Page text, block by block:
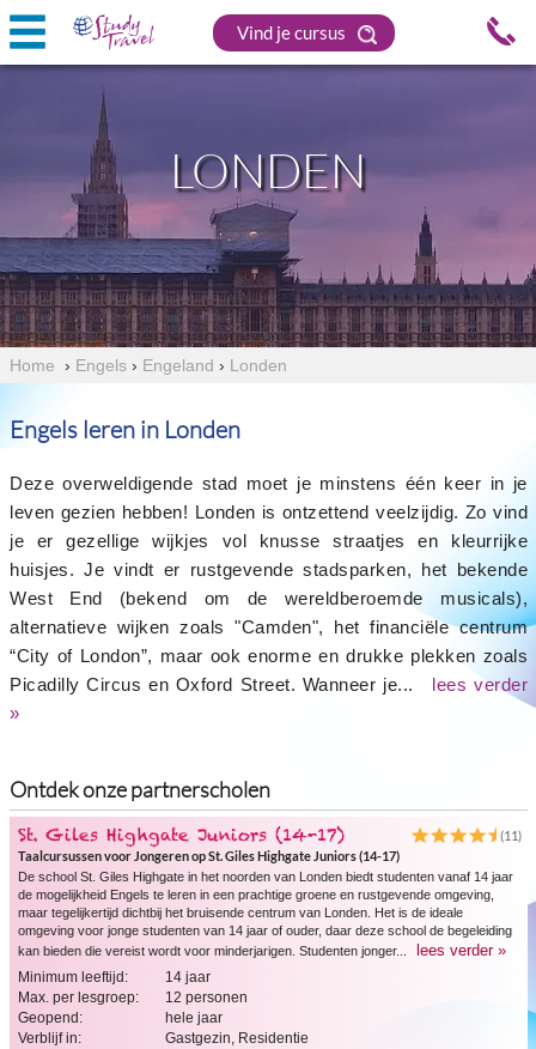
Vind je cursus
LONDEN
Home › Engels › Engeland › Londen
Engels leren in Londen
Deze overweldigende stad moet je minstens één keer in je
leven gezien hebben! Londen is ontzettend veelzijdig. Zo vind
je er gezellige wijkjes vol knusse straatjes en kleurrijke
huisjes. Je vindt er rustgevende stadsparken, het bekende
West End (bekend om de wereldberoemde musicals),
alternatieve wijken zoals "Camden", het financiële centrum
“City of London”, maar ook enorme en drukke plekken zoals
Picadilly Circus en Oxford Street. Wanneer je...
lees verder
»
Ontdek onze partnerscholen
St. Giles Highgate Juniors (14-17)
(11)
Taalcursussen voor Jongeren op St. Giles Highgate Juniors (14-17)
De school St. Giles Highgate in het noorden van Londen biedt studenten vanaf 14 jaar
de mogelijkheid Engels te leren in een prachtige groene en rustgevende omgeving,
maar tegelijkertijd dichtbij het bruisende centrum van Londen. Het is de ideale
omgeving voor jonge studenten van 14 jaar of ouder, daar deze school de begeleiding
kan bieden die vereist wordt voor minderjarigen. Studenten jonger...
lees verder »
Minimum leeftijd:
14 jaar
Max. per lesgroep:
12 personen
Geopend:
hele jaar
Verblijf in:
Gastgezin, Residentie